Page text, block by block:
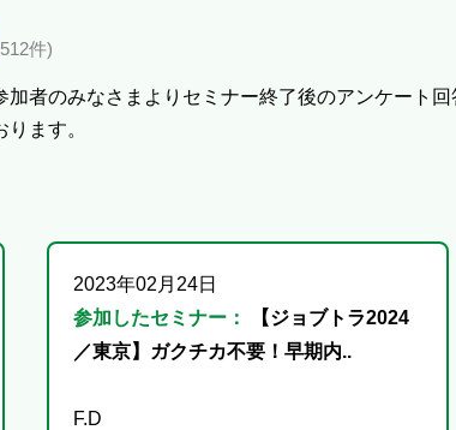
件)
加者のみなさまよりセミナー終了後のアンケート
ます。
2023年02月24日
参加したセミナー：
【ジョブトラ2024
／東京】ガクチカ不要！早期内..
F.D